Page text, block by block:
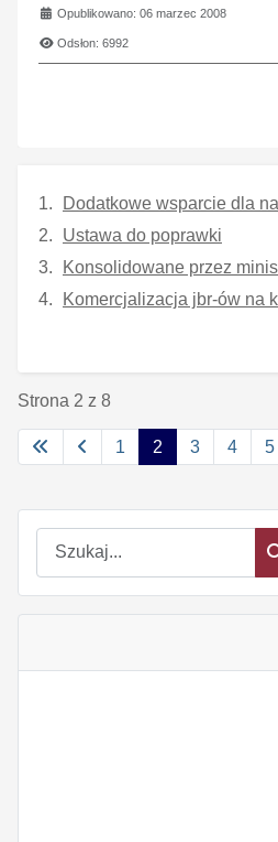
Szukaj
Opublikowano: 06 marzec 2008
Odsłon: 6992
Dodatkowe wsparcie dla
Ustawa do poprawki
Konsolidowane przez
Komercjalizacja jbr-ów na
Strona 2 z 8
1 2 3 4 5